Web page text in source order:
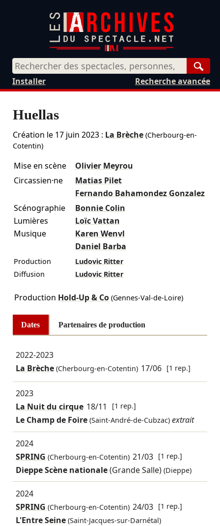
Recherche avancée
Installer
Huellas
Création le 17 juin 2023: La Brèche(Cherbourg-en-
Cotentin)
Mise en scène
Olivier Meyrou
Circassien·ne
Matias Pilet
Fernando Bahamondez Gonzalez
Scénographie
Bonnie Colin
Lumières
Loïc Vattan
Musique
Karen Wenvl
Daniel Barba
Production
Ludovic Ritter
Diffusion
Ludovic Ritter
Production Hold-Up & Co(Gennes-Val-de-Loire)
Dates Partenaires de production
2022-2023
La Brèche(Cherbourg-en-Cotentin) 17/06 [1 rep.]
2023
La Nuit du cirque 18/11 [1 rep.]
Le Champ de Foire (Saint-André-de-Cubzac) extrait
2024
SPRING (Cherbourg-en-Cotentin) 21/03 [1 rep.]
Dieppe Scène nationale(Grande Salle) (Dieppe)
2024
SPRING (Cherbourg-en-Cotentin) 24/03 [1 rep.]
L'Entre Seine (Saint-Jacques-sur-Darnétal)